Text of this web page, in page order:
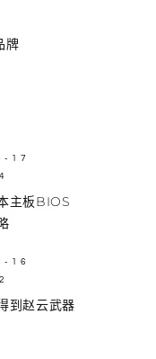
牌
17
主板BIOS
16
到赵云武器